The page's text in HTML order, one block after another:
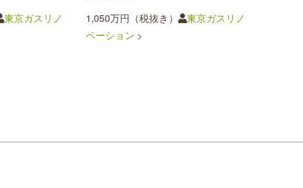
東京ガスリノ
1,050万円（税抜き）
東京ガスリノ
ベーション